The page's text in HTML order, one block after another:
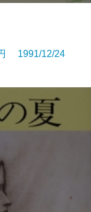
1991/12/24